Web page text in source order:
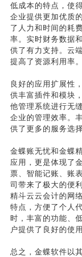
低成本的特点，使
企业提供更加优质
了人力和时间的耗
率。实时财务数据
供了有力支持。云
提高了资源利用率。
良好的应用扩展性
供丰富插件和模块
他管理系统进行无
企业的管理效率。
供了更多的服务选
金蝶账无忧和金蝶
应用，更是体现了
票、智能记账、账
司带来了极大的便
精斗云云会计的网
特点，方便了个人
时，丰富的功能、
户提供了良好的使
总之，金蝶软件以